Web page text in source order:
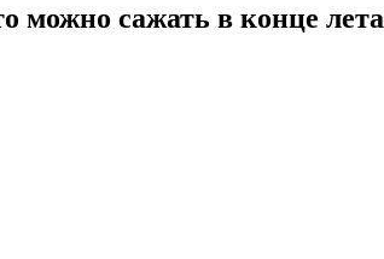
можно сажать в конце лета